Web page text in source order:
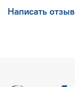
Написать отзыв